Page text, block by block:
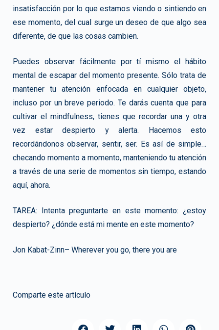
insatisfacción por lo que estamos viendo o sintiendo en
ese momento, del cual surge un deseo de que algo sea
diferente, de que las cosas cambien.
Puedes observar fácilmente por tí mismo el hábito
mental de escapar del momento presente. Sólo trata de
mantener tu atención enfocada en cualquier objeto,
incluso por un breve periodo. Te darás cuenta que para
cultivar el mindfulness, tienes que recordar una y otra
vez estar despierto y alerta. Hacemos esto
recordándonos observar, sentir, ser. Es así de simple…
checando momento a momento, manteniendo tu atención
a través de una serie de momentos sin tiempo, estando
aquí, ahora.
TAREA: Intenta preguntarte en este momento: ¿estoy
despierto? ¿dónde está mi mente en este momento?
Jon Kabat-Zinn– Wherever you go, there you are
Comparte este artículo